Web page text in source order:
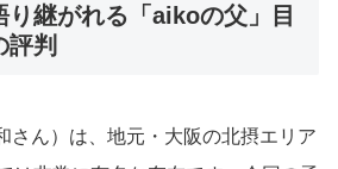
り継がれる「aikoの父」目
評判
さん）は、地元・大阪の北摂エリア